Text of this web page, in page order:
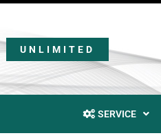
UNLIMITED
SERVICE